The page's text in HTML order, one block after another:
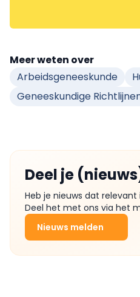
Meer weten over
Arbeidsgeneeskunde
Geneeskundige
Deel je
Heb je nieuws dat
Deel het met ons via het
Nieuws melden